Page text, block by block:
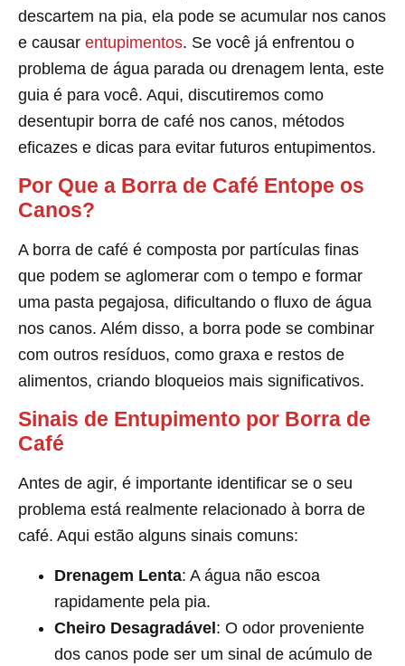
descartem na pia, ela pode se acumular nos canos
e causar entupimentos. Se você já enfrentou o
problema de água parada ou drenagem lenta, este
guia é para você. Aqui, discutiremos como
desentupir borra de café nos canos, métodos
eficazes e dicas para evitar futuros entupimentos.
Por Que a Borra de Café Entope os
Canos?
A borra de café é composta por partículas finas
que podem se aglomerar com o tempo e formar
uma pasta pegajosa, dificultando o fluxo de água
nos canos. Além disso, a borra pode se combinar
com outros resíduos, como graxa e restos de
alimentos, criando bloqueios mais significativos.
Sinais de Entupimento por Borra de
Café
Antes de agir, é importante identificar se o seu
problema está realmente relacionado à borra de
café. Aqui estão alguns sinais comuns:
Drenagem Lenta: A água não escoa
rapidamente pela pia.
Cheiro Desagradável: O odor proveniente
dos canos pode ser um sinal de acúmulo de